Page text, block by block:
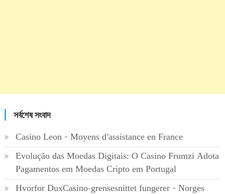
সর্বশেষ সংবাদ
Casino Leon – Moyens d’assistance en France
Evolução das Moedas Digitais: O Casino Frumzi Adota
Pagamentos em Moedas Cripto em Portugal
Hvorfor DuxCasino-grensesnittet fungerer – Norges